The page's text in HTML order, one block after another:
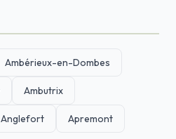
Ambérieux-en-Dombes
Ambutrix
Anglefort Apremont